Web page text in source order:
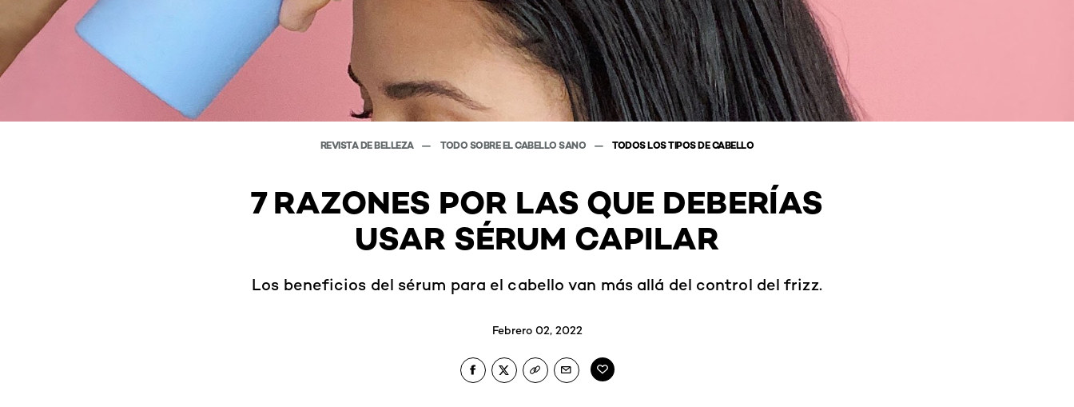
REVISTA DE BELLEZA TODO SOBRE EL CABELLO SANO TODOS LOS TIPOS DE CABELLO
7 RAZONES POR LAS QUE DEBERÍAS
USAR SÉRUM CAPILAR
Los beneficios del sérum para el cabello van más allá del control del frizz.
Febrero 02, 2022